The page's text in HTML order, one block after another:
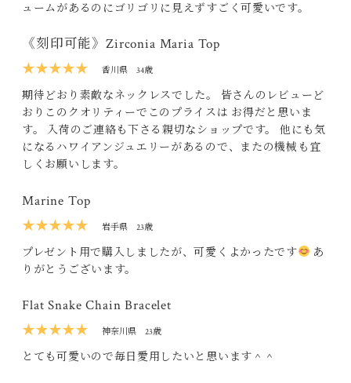
ュームがあるのにゴリゴリに見えずすごく可愛いです。
《刻印可能》Zirconia Maria Top
★★★★★
香川県 34歳
期待どおり素敵なネックレスでした。 皆さんのレビューど
おりこのクオリティーでこのプライスは お得だと思いま
す。 入荷のご連絡も下さる親切なショップです。 他にも気
になるハワイアンジュエリーがあるので、またの機械も宜
しくお願いします。
Marine Top
★★★★★
岩手県 23歳
プレゼント用で購入しましたが、可愛くよかったです
あ
りがとうございます。
Flat Snake Chain Bracelet
★★★★★
神奈川県 23歳
とても可愛いので毎日愛用したいと思います＾＾